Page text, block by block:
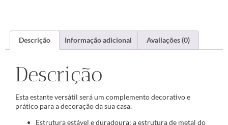
Descrição Informação adicional Avaliações (0)
Descrição
Esta estante versátil será um complemento decorativo e
prático para a decoração da sua casa.
Estrutura estável e duradoura: a estrutura de metal do